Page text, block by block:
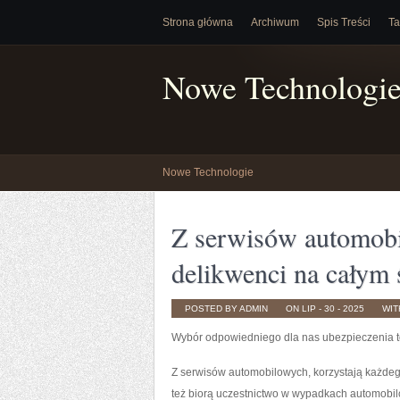
Strona główna Archiwum Spis Treści
Nowe
Nowe Technologie
Z serwisów
delikwenci na całym
POSTED BY ADMIN ON LIP - 30 - 2025
Wybór odpowiedniego dla nas ubezpieczenia
Z serwisów automobilowych, korzystają
też biorą uczestnictwo w wypadkach